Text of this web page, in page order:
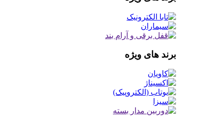
برند های ویژه